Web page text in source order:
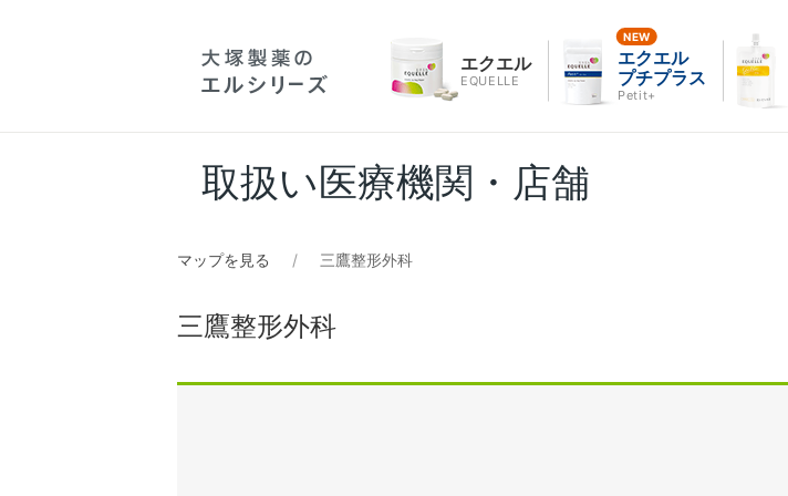
エクエル
EQUELLE
エクエル
プチプラス
Petit+
取扱い医療機関・店舗
マップを見る 三鷹整形外科
三鷹整形外科